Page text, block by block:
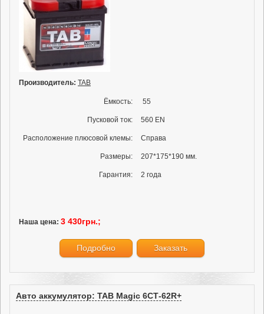
Производитель: TAB
Ёмкость: 55
Пусковой ток: 560 EN
Расположение плюсовой клемы: Справа
Размеры: 207*175*190 мм.
Гарантия: 2 года
Наша цена: 3 430грн.;
Подробно Заказать
Авто аккумулятор: TAB Magic 6СТ-62R+